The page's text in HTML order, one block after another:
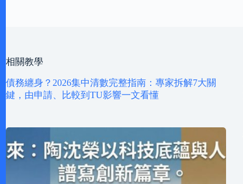
相關教學
債務纏身？2026集中清數完整指南：專家拆解7大關
鍵，由申請、比較到TU影響一文看懂